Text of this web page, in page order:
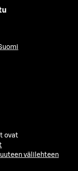
ovat
välilehteen